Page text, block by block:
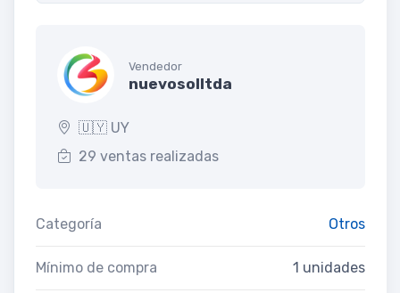
Vendedor
nuevosolltda
🇺🇾 UY
29 ventas realizadas
Categoría Otros
Mínimo de compra 1 unidades